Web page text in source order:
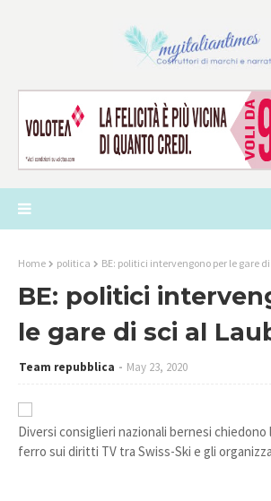
Home politica BE: politici intervengono per le gare
BE: politici
le gare di sci al
Team repubblica May 23, 2020
Diversi consiglieri nazionali bernesi chiedono
ferro sui diritti TV tra Swiss-Ski e gli